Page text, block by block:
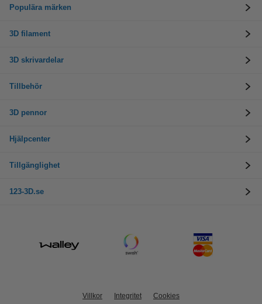
Populära märken
3D filament
3D skrivardelar
Tillbehör
3D pennor
Hjälpcenter
Tillgänglighet
123-3D.se
Villkor Integritet Cookies